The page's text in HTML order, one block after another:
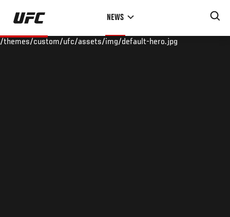
Skip
main
NEWS
/themes/custom/ufc/assets/img/default-hero.jpg